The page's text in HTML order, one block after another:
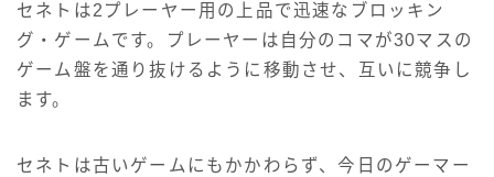
セネトは2プレーヤー用の上品で迅速なブロッキン
グ・ゲームです。プレーヤーは自分のコマが30マスの
ゲーム盤を通り抜けるように移動させ、互いに競争し
ます。
セネトは古いゲームにもかかわらず、今日のゲーマー